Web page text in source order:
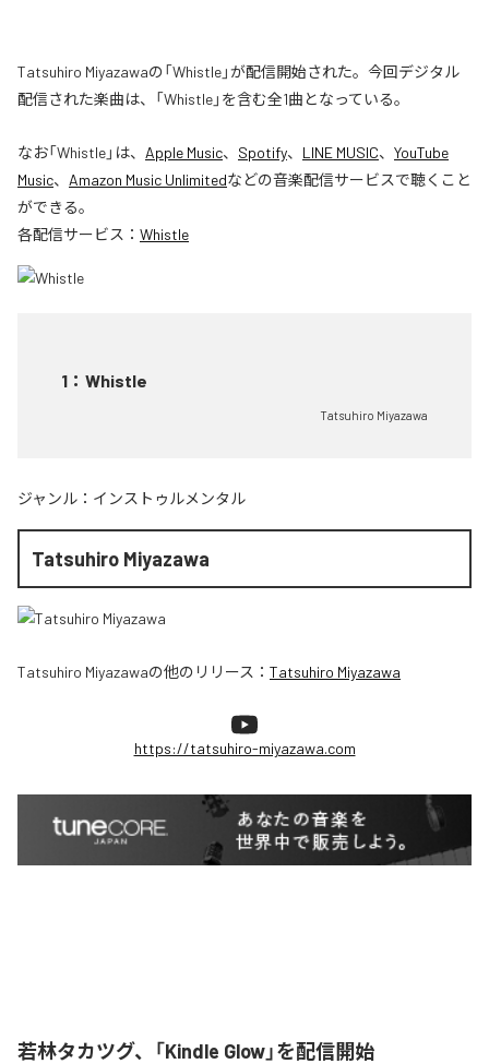
Tatsuhiro Miyazawaの「Whistle」が配信開始された。今回デジタル
配信された楽曲は、「Whistle」を含む全1曲となっている。
なお「Whistle」は、 Apple Music、 Spotify、 LINE MUSIC、 YouTube
Music、 Amazon Music Unlimitedなどの音楽配信サービスで聴くこと
ができる。
各配信サービス： Whistle
1 ： Whistle
Tatsuhiro Miyazawa
ジャンル： インストゥルメンタル
Tatsuhiro Miyazawa
Tatsuhiro Miyazawaの他のリリース： Tatsuhiro Miyazawa
https://tatsuhiro-miyazawa.com
若林タカツグ、「Kindle Glow」を配信開始